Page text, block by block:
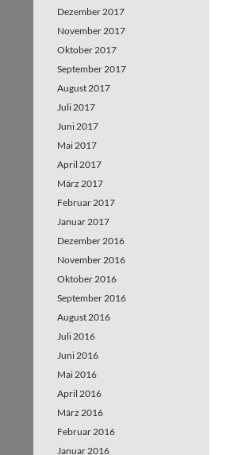
Dezember 2017
November 2017
Oktober 2017
September 2017
August 2017
Juli 2017
Juni 2017
Mai 2017
April 2017
März 2017
Februar 2017
Januar 2017
Dezember 2016
November 2016
Oktober 2016
September 2016
August 2016
Juli 2016
Juni 2016
Mai 2016
April 2016
März 2016
Februar 2016
Januar 2016